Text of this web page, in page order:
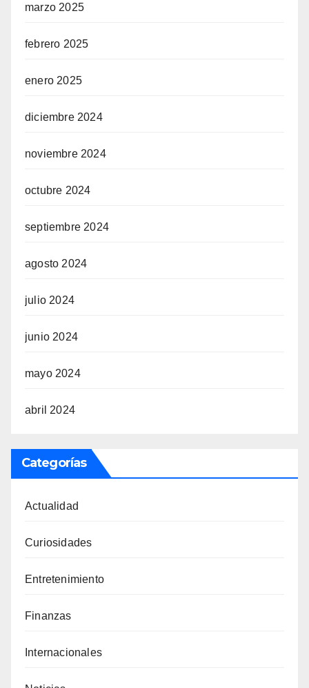
marzo 2025
febrero 2025
enero 2025
diciembre 2024
noviembre 2024
octubre 2024
septiembre 2024
agosto 2024
julio 2024
junio 2024
mayo 2024
abril 2024
Categorías
Actualidad
Curiosidades
Entretenimiento
Finanzas
Internacionales